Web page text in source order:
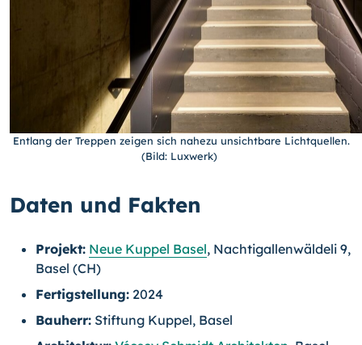
Entlang der Treppen zeigen sich nahezu unsichtbare Lichtquellen.
(Bild: Luxwerk)
Daten und Fakten
Projekt: Neue Kuppel Basel, Nachtigallenwäldeli 9,
Basel (CH)
Fertigstellung: 2024
Bauherr: Stiftung Kuppel, Basel